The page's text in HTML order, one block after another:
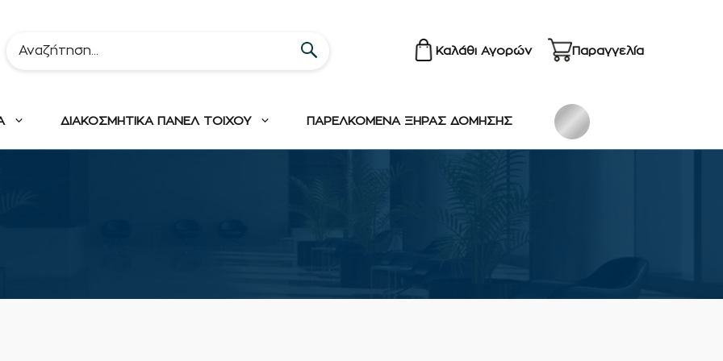
Καλάθι Αγορών Παραγγελία
ΔΙΑΚΟΣΜΗΤΙΚΑ ΠΑΝΕΛ ΤΟΙΧΟΥ ΠΑΡΕΛΚΟΜΕΝΑ ΞΗΡΑΣ ΔΟΜΗΣΗΣ